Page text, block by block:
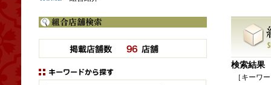
検索結果
［キーワ